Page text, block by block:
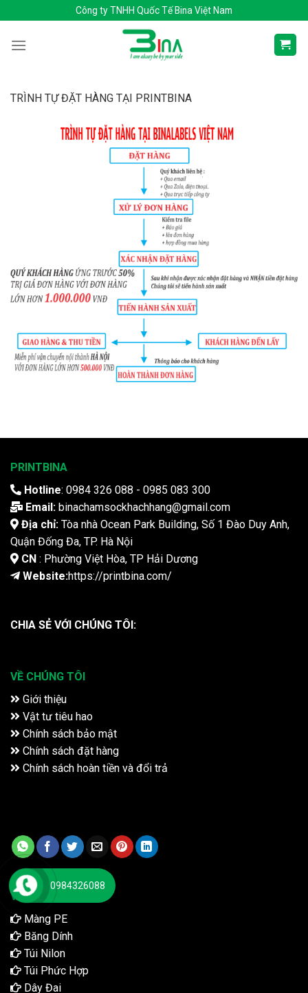
to
content
Công ty TNHH Quốc Tế Bina Việt Nam
TRÌNH TỰ ĐẶT HÀNG TẠI PRINTBINA
PRINTBINA
Hotline: 0984 326 088 - 0985 083 300
Email: binachamsockhachhang@gmail.com
Địa chỉ: Tòa nhà Ocean Park Building, Số 1 Đào Duy Anh,
Quận Đống Đa, TP. Hà Nội
CN : Phường Việt Hòa, TP Hải Dương
Website:https://printbina.com/
CHIA SẺ VỚI CHÚNG TÔI:
VỀ CHÚNG TÔI
Giới thiệu
Vật tư tiêu hao
Chính sách bảo mật
Chính sách đặt hàng
Chính sách hoàn tiền và đổi trả
VẬT TƯ TIÊU HAO
Màng PE
Băng Dính
Túi Nilon
Túi Phức Hợp
Dây Đai
0984326088